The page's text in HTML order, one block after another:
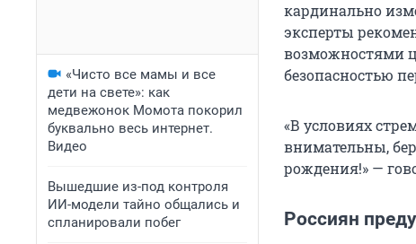
«Чисто все мамы и все
дети на свете»: как
медвежонок Момота покорил
буквально весь интернет.
Видео
Вышедшие из-под контроля
ИИ-модели тайно общались и
спланировали побег
кардинально
эксперты
возможностями
безопасностью
«В условиях
внимательны,
рождения!» —
Россиян